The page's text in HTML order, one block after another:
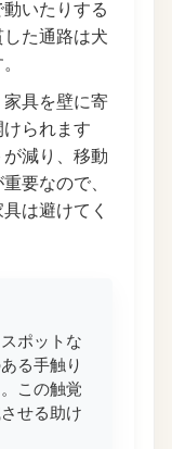
いたりする
た通路は犬
具を壁に寄
られます
減り、移動
要なので、
は避けてく
ポットな
る手触り
この触覚
せる助け